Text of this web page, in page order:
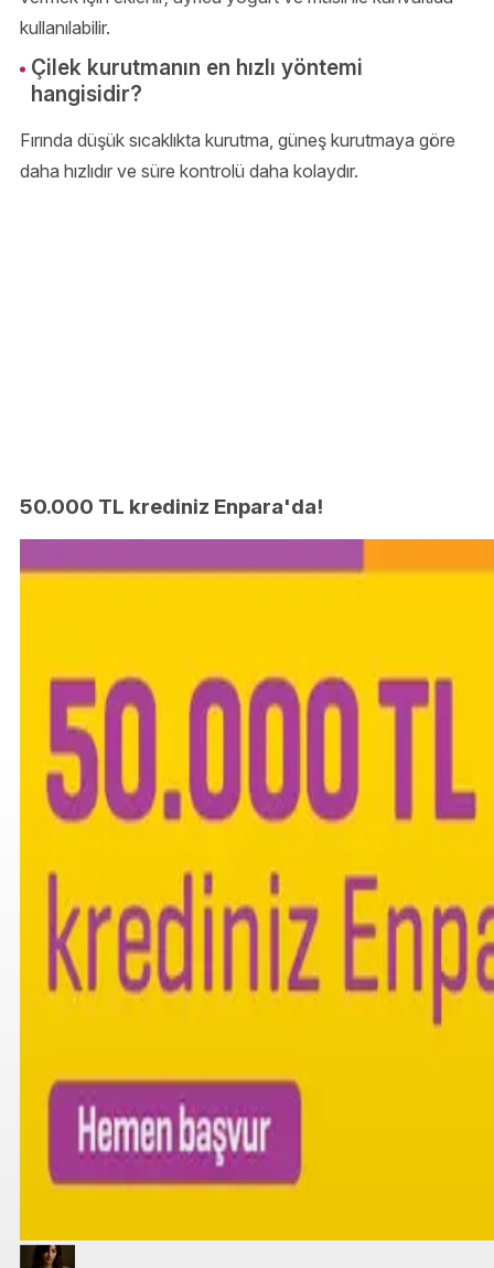
kullanılabilir.
Çilek kurutmanın en hızlı yöntemi
hangisidir?
Fırında düşük sıcaklıkta kurutma, güneş kurutmaya göre
daha hızlıdır ve süre kontrolü daha kolaydır.
50.000 TL krediniz Enpara'da!